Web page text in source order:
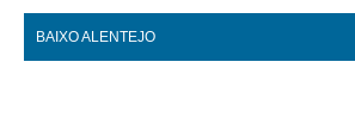
BAIXO ALENTEJO